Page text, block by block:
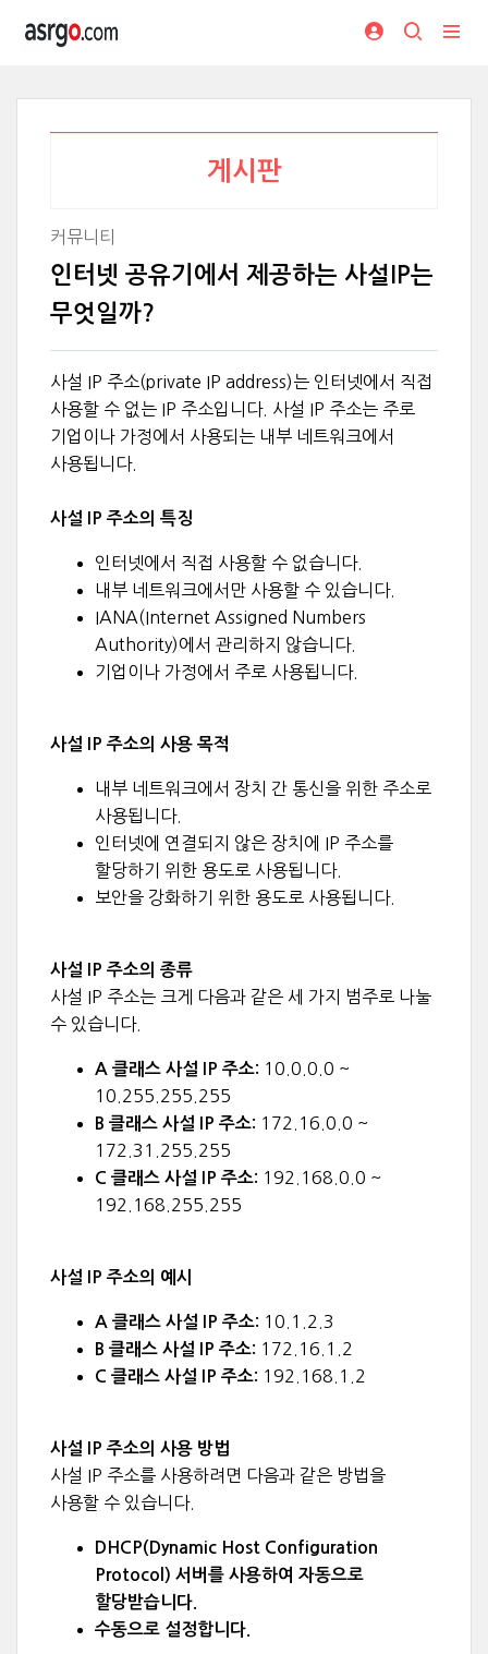
게시판
커뮤니티
인터넷 공유기에서 제공하는 사설IP는
무엇일까?
사설 IP 주소(private IP address)는 인터넷에서 직접
사용할 수 없는 IP 주소입니다. 사설 IP 주소는 주로
기업이나 가정에서 사용되는 내부 네트워크에서
사용됩니다.
사설 IP 주소의 특징
인터넷에서 직접 사용할 수 없습니다.
내부 네트워크에서만 사용할 수 있습니다.
IANA(Internet Assigned Numbers
Authority)에서 관리하지 않습니다.
기업이나 가정에서 주로 사용됩니다.
사설 IP 주소의 사용 목적
내부 네트워크에서 장치 간 통신을 위한 주소로
사용됩니다.
인터넷에 연결되지 않은 장치에 IP 주소를
할당하기 위한 용도로 사용됩니다.
보안을 강화하기 위한 용도로 사용됩니다.
사설 IP 주소의 종류
사설 IP 주소는 크게 다음과 같은 세 가지 범주로 나눌
수 있습니다.
A 클래스 사설 IP 주소: 10.0.0.0 ~
10.255.255.255
B 클래스 사설 IP 주소: 172.16.0.0 ~
172.31.255.255
C 클래스 사설 IP 주소: 192.168.0.0 ~
192.168.255.255
사설 IP 주소의 예시
A 클래스 사설 IP 주소: 10.1.2.3
B 클래스 사설 IP 주소: 172.16.1.2
C 클래스 사설 IP 주소: 192.168.1.2
사설 IP 주소의 사용 방법
사설 IP 주소를 사용하려면 다음과 같은 방법을
사용할 수 있습니다.
DHCP(Dynamic Host Configuration
Protocol) 서버를 사용하여 자동으로
할당받습니다.
수동으로 설정합니다.